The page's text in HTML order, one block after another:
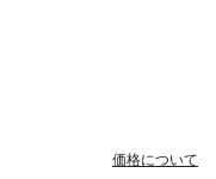
価格について